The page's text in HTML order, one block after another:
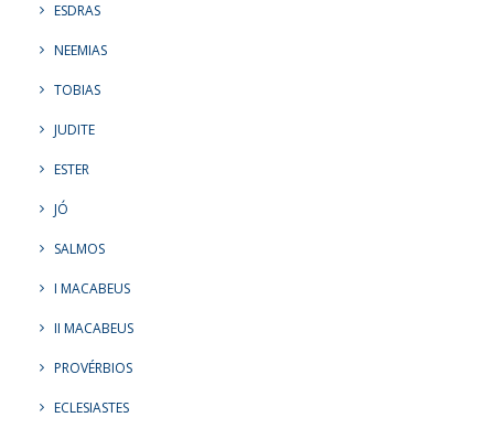
ESDRAS
NEEMIAS
TOBIAS
JUDITE
ESTER
JÓ
SALMOS
I MACABEUS
II MACABEUS
PROVÉRBIOS
ECLESIASTES